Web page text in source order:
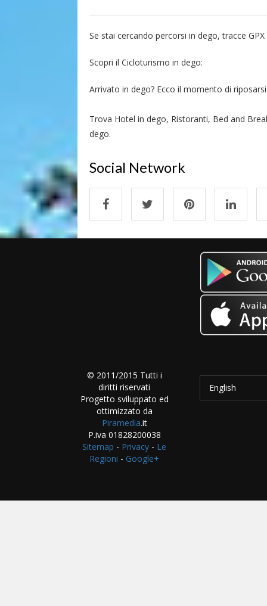
Se stai cercando percorsi in dego, tracce
Scopri il Cicloturismo in dego:
Arrivato in dego? Ecco il momento di
Trova Hotel in dego, Ristoranti, Bed and
dego.
Social Network
© 2011/2015 Tutti i
diritti riservati
Progetto sviluppato ed
ottimizzato da
Piramedia.it
P.iva 01828200038
Sitemap - Privacy - Le
Regioni - Google+
English